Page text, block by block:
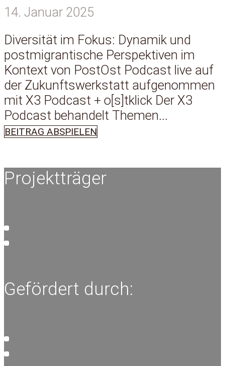
14. Januar 2025
Diversität im Fokus: Dynamik und
postmigrantische Perspektiven im
Kontext von PostOst Podcast live auf
der Zukunftswerkstatt aufgenommen
mit X3 Podcast + o[s]tklick Der X3
Podcast behandelt Themen...
BEITRAG ABSPIELEN
Projektträger
Gefördert durch: